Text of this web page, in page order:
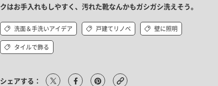
クはお手入れもしやすく、汚れた靴なんかもガシガシ洗えそう。
洗面＆手洗いアイデア 戸建てリノベ 壁に照明
タイルで飾る
シェアする：